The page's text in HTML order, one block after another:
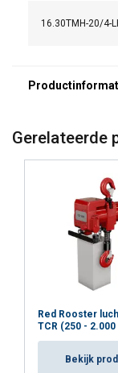
16.30TMH-20/4-
Gerelateerde
Red Rooster
TCR (250 - 2.000
Bekijk